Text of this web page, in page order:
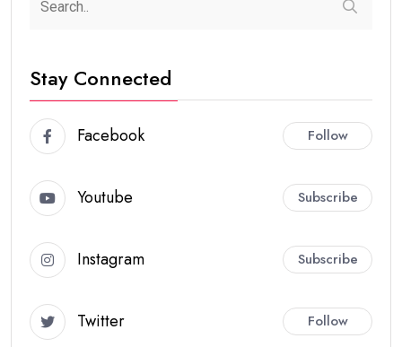
Stay Connected
Facebook Follow
Youtube Subscribe
Instagram Subscribe
Twitter Follow